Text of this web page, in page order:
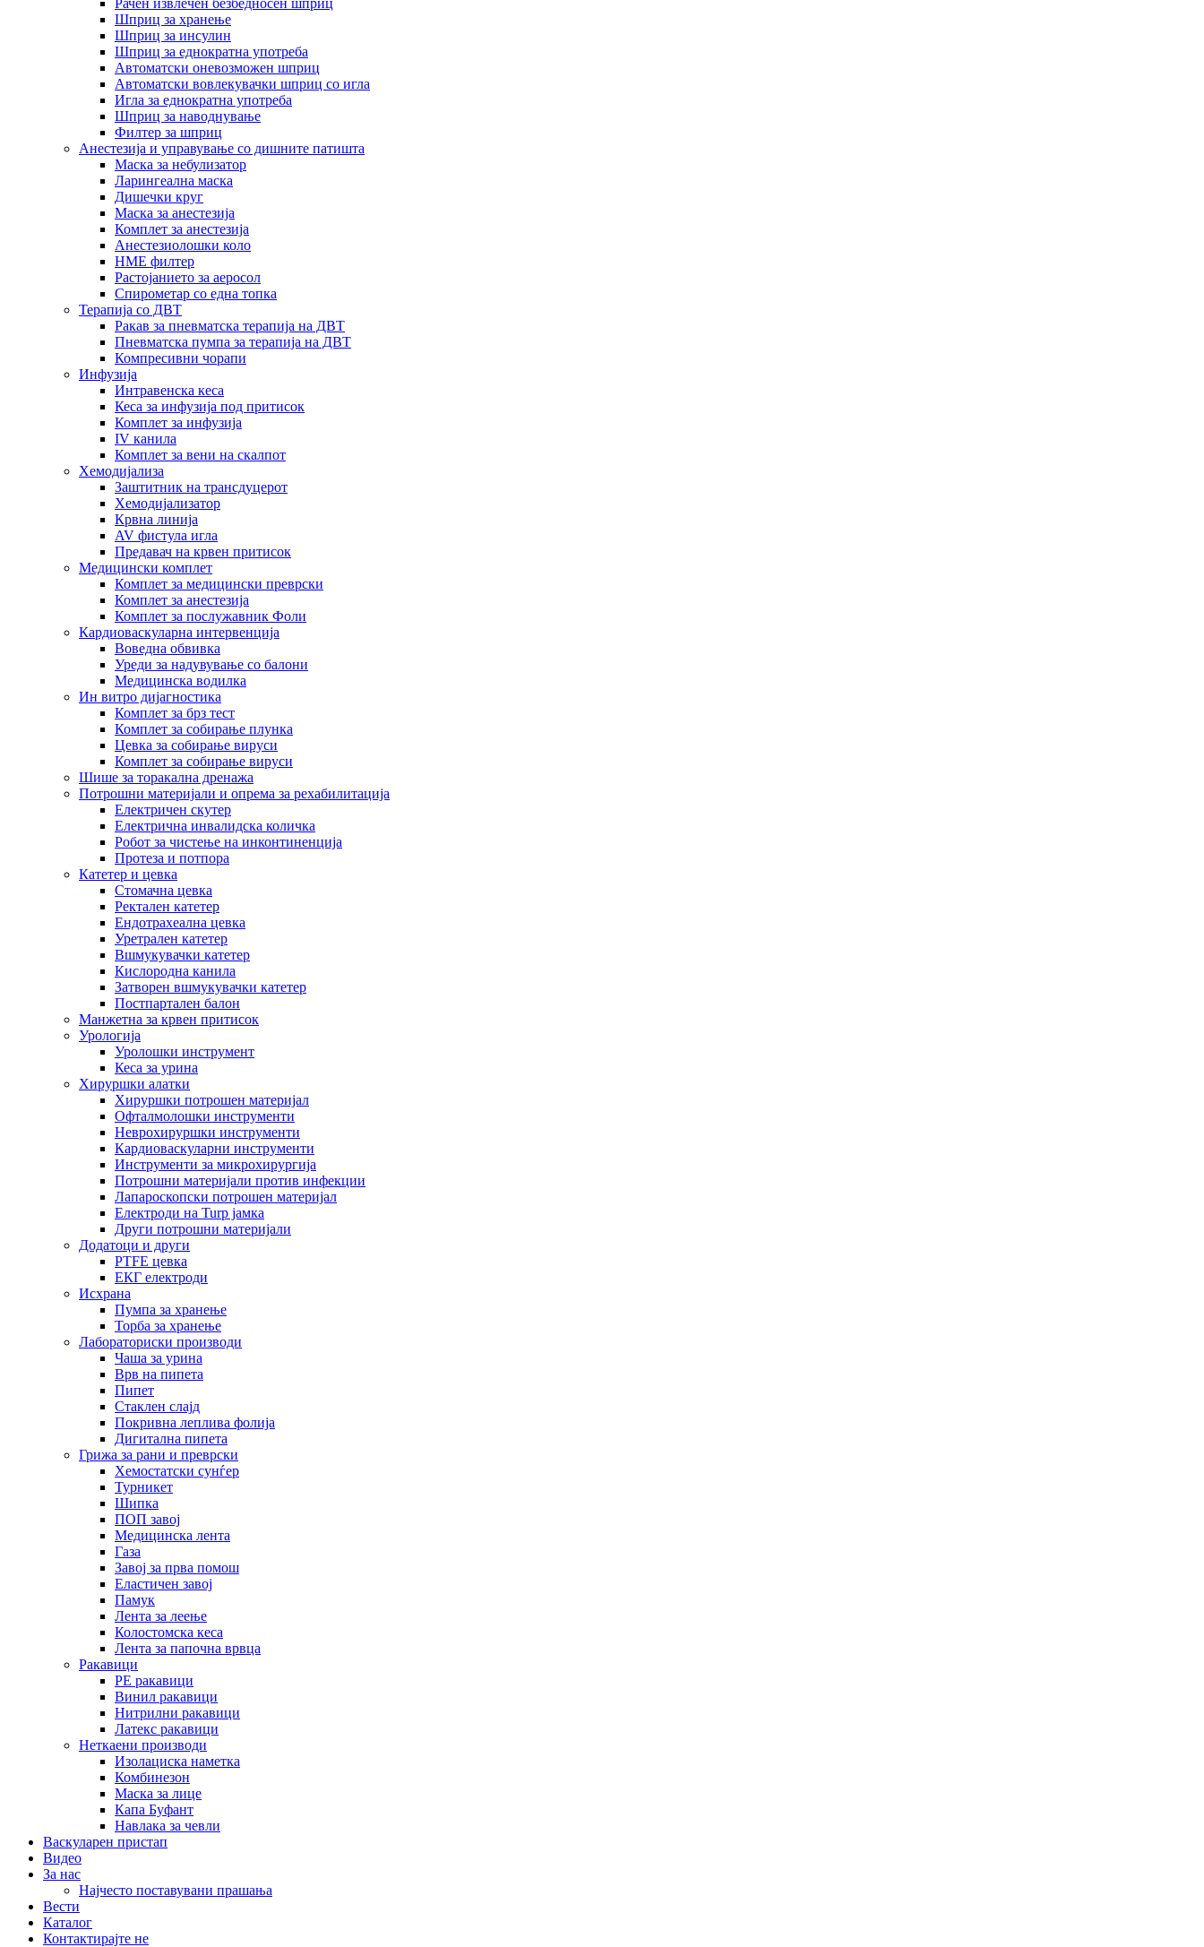
Рачен извлечен безбедносен шприц
Шприц за хранење
Шприц за инсулин
Шприц за еднократна употреба
Автоматски оневозможен шприц
Автоматски вовлекувачки шприц со игла
Игла за еднократна употреба
Шприц за наводнување
Филтер за шприц
Анестезија и управување со дишните патишта
Маска за небулизатор
Ларингеална маска
Дишечки круг
Маска за анестезија
Комплет за анестезија
Анестезиолошки коло
HME филтер
Растојанието за аеросол
Спирометар со една топка
Терапија со ДВТ
Ракав за пневматска терапија на ДВТ
Пневматска пумпа за терапија на ДВТ
Компресивни чорапи
Инфузија
Интравенска кеса
Кеса за инфузија под притисок
Комплет за инфузија
IV канила
Комплет за вени на скалпот
Хемодијализа
Заштитник на трансдуцерот
Хемодијализатор
Крвна линија
AV фистула игла
Предавач на крвен притисок
Медицински комплет
Комплет за медицински преврски
Комплет за анестезија
Комплет за послужавник Фоли
Кардиоваскуларна интервенција
Воведна обвивка
Уреди за надувување со балони
Медицинска водилка
Ин витро дијагностика
Комплет за брз тест
Комплет за собирање плунка
Цевка за собирање вируси
Комплет за собирање вируси
Шише за торакална дренажа
Потрошни материјали и опрема за рехабилитација
Електричен скутер
Електрична инвалидска количка
Робот за чистење на инконтиненција
Протеза и потпора
Катетер и цевка
Стомачна цевка
Ректален катетер
Ендотрахеална цевка
Уретрален катетер
Вшмукувачки катетер
Кислородна канила
Затворен вшмукувачки катетер
Постпартален балон
Манжетна за крвен притисок
Урологија
Уролошки инструмент
Кеса за урина
Хируршки алатки
Хируршки потрошен материјал
Офталмолошки инструменти
Неврохируршки инструменти
Кардиоваскуларни инструменти
Инструменти за микрохирургија
Потрошни материјали против инфекции
Лапароскопски потрошен материјал
Електроди на Turp јамка
Други потрошни материјали
Додатоци и други
PTFE цевка
ЕКГ електроди
Исхрана
Пумпа за хранење
Торба за хранење
Лабораториски производи
Чаша за урина
Врв на пипета
Пипет
Стаклен слајд
Покривна леплива фолија
Дигитална пипета
Грижа за рани и преврски
Хемостатски сунѓер
Турникет
Шипка
ПОП завој
Медицинска лента
Газа
Завој за прва помош
Еластичен завој
Памук
Лента за леење
Колостомска кеса
Лента за папочна врвца
Ракавици
PE ракавици
Винил ракавици
Нитрилни ракавици
Латекс ракавици
Неткаени производи
Изолациска наметка
Комбинезон
Маска за лице
Капа Буфант
Навлака за чевли
Васкуларен пристап
Видео
За нас
Најчесто поставувани прашања
Вести
Каталог
Контактирајте не